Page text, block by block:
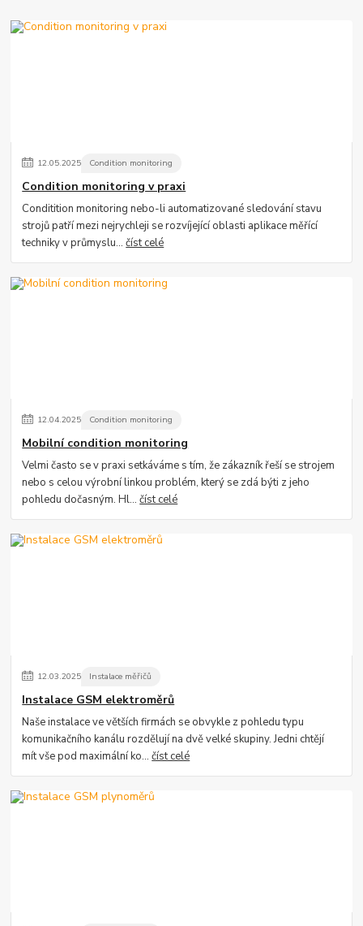
12.05.2025 Condition monitoring
Condition monitoring v praxi
Conditition monitoring nebo-li automatizované sledování stavu
strojů patří mezi nejrychleji se rozvíjející oblasti aplikace měřící
techniky v průmyslu...číst celé
12.04.2025 Condition monitoring
Mobilní condition monitoring
Velmi často se v praxi setkáváme s tím, že zákazník řeší se strojem
nebo s celou výrobní linkou problém, který se zdá býti z jeho
pohledu dočasným. Hl...číst celé
12.03.2025 Instalace měřičů
Instalace GSM elektroměrů
Naše instalace ve větších firmách se obvykle z pohledu typu
komunikačního kanálu rozdělují na dvě velké skupiny. Jedni chtějí
mít vše pod maximální ko...číst celé